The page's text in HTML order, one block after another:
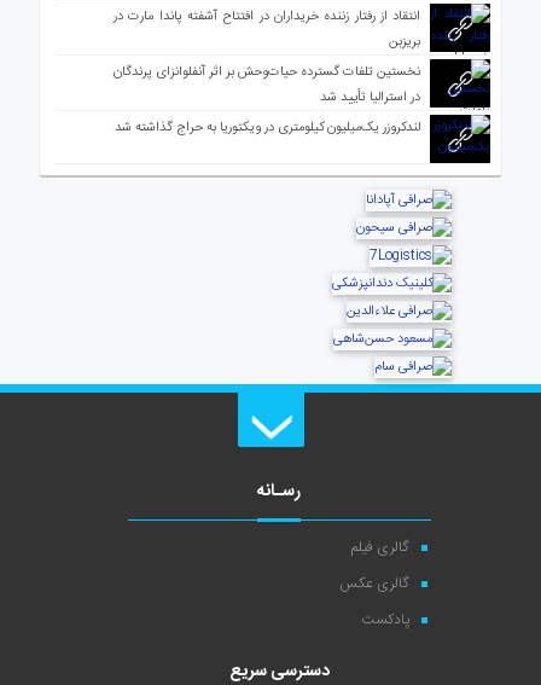
انتقاد از رفتار زننده خریداران در افتتاح آشفته پاندا مارت در
بریزبن
نخستین تلفات گسترده حیات‌وحش بر اثر آنفلوانزای پرندگان
در استرالیا تأیید شد
لندکروزر یک‌میلیون کیلومتری در ویکتوریا به حراج گذاشته شد
رسـانه
گالری فیلم
گالری عکس
پادکست
دسترسی سریع